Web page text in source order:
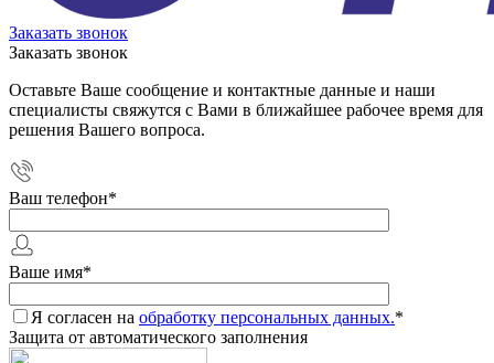
Заказать звонок
Заказать звонок
Оставьте Ваше сообщение и контактные данные и наши
специалисты свяжутся с Вами в ближайшее рабочее время для
решения Вашего вопроса.
Ваш телефон*
Ваше имя*
Я согласен на обработку персональных данных.*
Защита от автоматического заполнения